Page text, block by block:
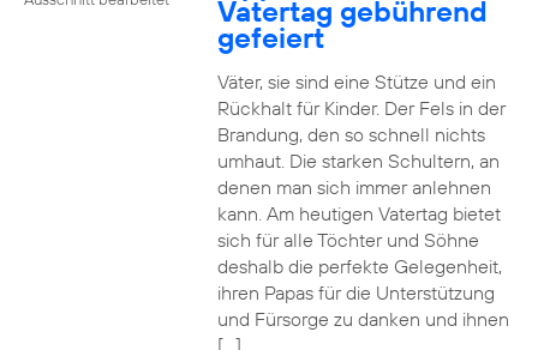
Vatertag gebührend
gefeiert
Väter, sie sind eine Stütze und ein
Rückhalt für Kinder. Der Fels in der
Brandung, den so schnell nichts
umhaut. Die starken Schultern, an
denen man sich immer anlehnen
kann. Am heutigen Vatertag bietet
sich für alle Töchter und Söhne
deshalb die perfekte Gelegenheit,
ihren Papas für die Unterstützung
und Fürsorge zu danken und ihnen
[…]